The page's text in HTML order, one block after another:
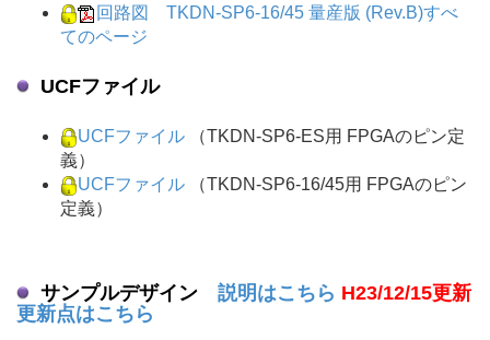
回路図 TKDN-SP6-16/45 量産版 (Rev.B)すべ
てのページ
UCFファイル
UCFファイル （TKDN-SP6-ES用 FPGAのピン定
義）
UCFファイル （TKDN-SP6-16/45用 FPGAのピン
定義）
サンプルデザイン 説明はこちら H23/12/15更新
更新点はこちら